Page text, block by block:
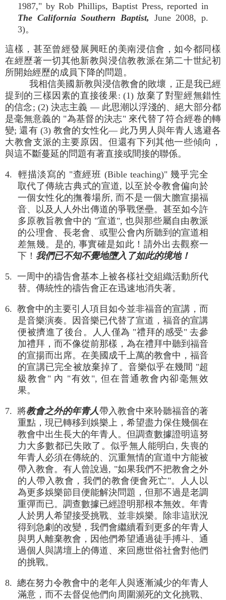
1987," by Rob Phillips, Baptist Press, reported in
The California Southern Baptist, June 2008, p.
3)。
這樣，甚至曾經發展興旺的美南浸信會，如今都同樣
在經歷著一切其他新教與浸信教教派在第二十世紀初
所開始經歷的成員下降的問題。
我相信美國新教與浸信教會的敗壞，正是我已經
提到的三樣因素的直接後果: (1) 放棄了對聖經無錯性
的信念; (2) 決志主義 — 此思潮以浮淺的、絕大部分都
是毫無意義的 "為基督的決志" 來代替了符合經卷的轉
變; 還有 (3) 教會的女性化— 此乃男人與年青人逃避各
大教會支派的主要原因。但還有下列其他一些傾向，
與這不斷蔓延的問題有著直接或間接的聯係。
4. 輕描淡寫的 "查經班 (Bible teaching)" 幾乎完全
取代了傳統古典式的宣道, 以至於令教會偏向於
一個女性化的撫養場所, 而不是一個大膽宣揚福
音、以及人人外出傳道的爭戰堡壘。甚至如今許
多原教旨教會中的 "宣道", 也與那些屬自由教派
的公理會、長老會、或聖公會內所聽到的宣道相
差無幾。是的, 事實確是如此！請外出去觀察一
下！ 我們已不知不覺地墮入了如此的境地！
5. 一周中的禱告會基本上被各樣社交組織活動所代
替。傳統性的禱告會正在迅速地消失著。
6. 教會中的主要引人項目如今並非福音的宣講，而
是音樂演奏。因音樂已代替了宣道，福音的宣講
便被擠進了後台。人人僅為 "禮拜的感受" 去參
加禮拜，而不像從前那樣，為在禮拜中聽到福音
的宣揚而出席。在美國成千上萬的教會中，福音
的宣講已完全被放棄掉了。音樂似乎在幾間 "超
級教會" 內 "有效", 但在普通教會內卻毫無效
果。
7. 將教會之外的年青人帶入教會中來聆聽福音的著
重點，現已轉移到娛樂上，希望盡力保住幾個在
教會中出生長大的年青人。但調查數據證明這努
力大多數都已失敗了。似乎無人能明白, 失喪的
年青人必須在傳統的、沉重無情的宣道中方能被
帶入教會。有人曾說過, "如果我們不把教會之外
的人帶入教會，我們的教會便會死亡"。人人以
為更多娛樂節目便能解決問題，但那不過是老調
重彈而已。調查數據已經證明那根本無效。年青
人於男人希望接受挑戰、並非娛樂。除非這狀況
得到急劇的改變，我們會繼續看到更多的年青人
與男人離棄教會，因他們希望通過徒手搏斗、通
過個人與講壇上的傳道、來回應世俗社會對他們
的挑戰。
8. 總在努力令教會中的老年人與逐漸減少的年青人
滿意，而不去督促他們向周圍瀕死的文化挑戰、